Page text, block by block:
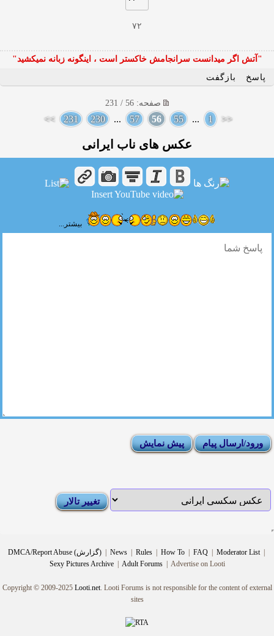
۷۲
"آتش اگر ميدانست سرانجامش خاكستر است ، اينگونه زبانه نميكشيد"
پاسخ
بازگفت
صفحه: 56 / 231
<<
1
...
55
56
57
...
230
231
>>
عکس های ناب ایرانی
بیشتر...
DMCA/Report Abuse (گزارش) News Rules How To FAQ Moderator List
Sexy Pictures Archive
Adult Forums Advertise on Looti
Copyright © 2009-2025 Looti.net. Looti Forums is not responsible for the content of external
sites